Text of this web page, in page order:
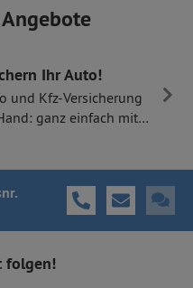
Ihr Auto!
und Kfz-Versicherung
ganz einfach mit
folgen!